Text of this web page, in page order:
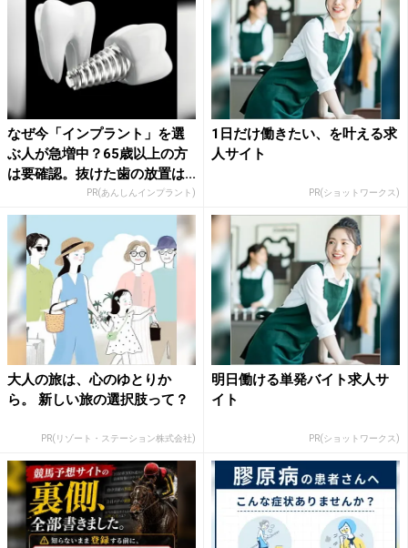
なぜ今「インプラント」を選
ぶ人が急増中？65歳以上の方
は要確認。抜けた歯の放置は...
PR(あんしんインプラント)
1日だけ働きたい、を叶える求
人サイト
PR(ショットワークス)
大人の旅は、心のゆとりか
ら。 新しい旅の選択肢って？
PR(リゾート・ステーション株式会社)
明日働ける単発バイト求人サ
イト
PR(ショットワークス)